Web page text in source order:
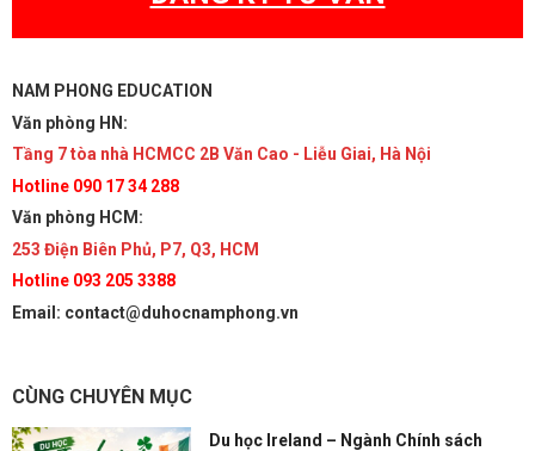
NAM PHONG EDUCATION
Văn phòng HN:
Tầng 7 tòa nhà HCMCC 2B Văn Cao - Liễu Giai, Hà Nội
Hotline 090 17 34 288
Văn phòng HCM:
253 Điện Biên Phủ, P7, Q3, HCM
Hotline 093 205 3388
Email: contact@duhocnamphong.vn
CÙNG CHUYÊN MỤC
Du học Ireland – Ngành Chính sách